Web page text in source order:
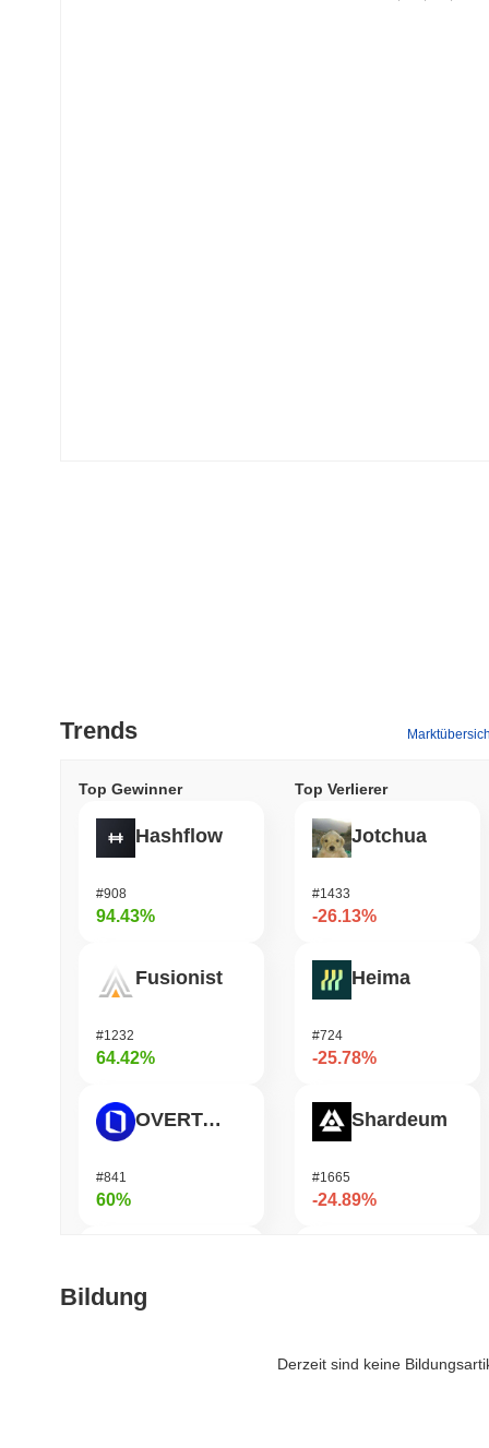
Trends
Top Gewinner
Hashflow
#908
94.43%
Fusionist
#1232
64.42%
OVERTAKE
#841
60%
Top Verlierer
Jotchua
#1433
-26.13%
Heima
#724
-25.78%
Shardeum
#1665
-24.89%
Bildung
Derzeit sind keine